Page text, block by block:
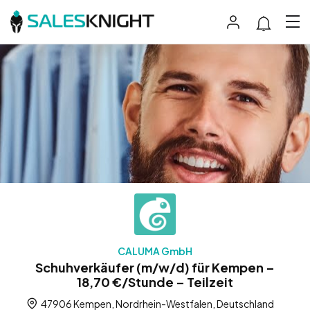
CALUMA GmbH
Schuhverkäufer (m/w/d) für Kempen –
18,70 €/Stunde – Teilzeit
47906 Kempen, Nordrhein-Westfalen, Deutschland